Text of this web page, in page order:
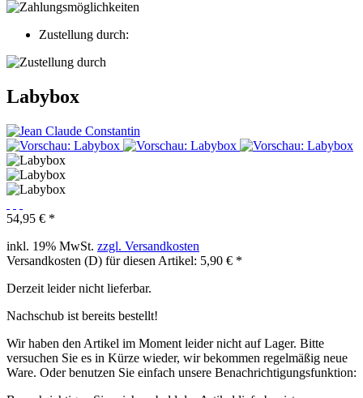
Zustellung durch:
Labybox
54,95 € *
inkl. 19% MwSt. zzgl. Versandkosten
Versandkosten (D) für diesen Artikel: 5,90 € *
Derzeit leider nicht lieferbar.
Nachschub ist bereits bestellt!
Wir haben den Artikel im Moment leider nicht auf Lager. Bitte
versuchen Sie es in Kürze wieder, wir bekommen regelmäßig neue
Ware. Oder benutzen Sie einfach unsere Benachrichtigungsfunktion: